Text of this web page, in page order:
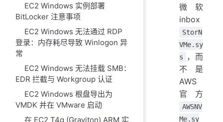
EC2 Windows 实例部署
BitLocker 注意事项
EC2 Windows 无法通过 RDP
登录：内存耗尽导致 Winlogon 异
常
EC2 Windows 无法挂载 SMB：
EDR 拦截与 Workgroup 认证
EC2 Windows 根盘导出为
VMDK 并在 VMware 启动
在 EC2 T4g (Graviton) ARM 实
微软
inbox
StorN
VMe.sy
s
，而
不是
AWS
官方
AWSNV
Me.sy